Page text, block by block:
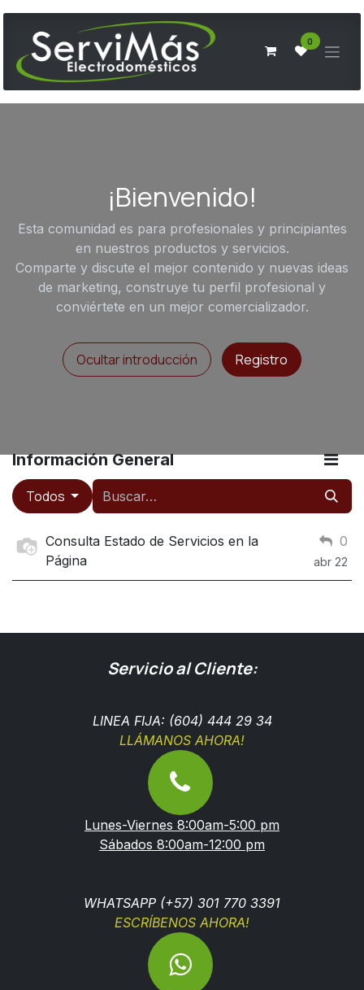
Ir al contenido
0
¡Bienvenido!
Esta comunidad es para profesionales y principiantes
en nuestros productos y servicios.
Comparte y discute el mejor contenido y nuevas ideas
de marketing, construye tu perfil profesional y
conviértete en un mejor comercializador.
Ocultar introducción Registro
Información General
Todos
Consulta Estado de Servicios en la
Página
0
abr 22
Servicio al Cliente:
LINEA FIJA: (604) 444 29 34
LLÁMANOS AHORA!
Lunes-Viernes 8:00am-5:00 pm
Sábados 8:00am-12:00 pm
WHATSAPP (+57) 301 770 3391
ESCRÍBENOS AHORA!